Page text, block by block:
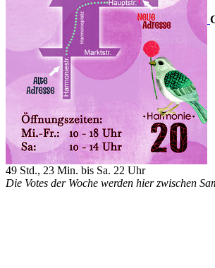
49 Std., 23 Min. bis Sa. 22 Uhr
Die Votes der Woche werden hier zwischen